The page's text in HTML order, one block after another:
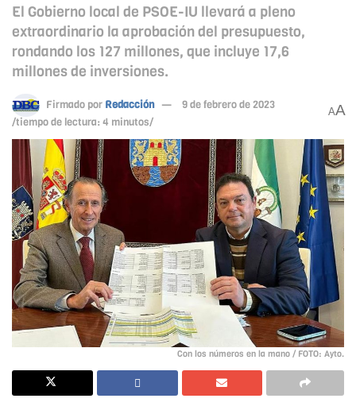
El Gobierno local de PSOE-IU llevará a pleno
extraordinario la aprobación del presupuesto,
rondando los 127 millones, que incluye 17,6
millones de inversiones.
Firmado por Redacción
9 de febrero de 2023
/tiempo de lectura: 4 minutos/
AA
Con los números en la mano / FOTO: Ayto.